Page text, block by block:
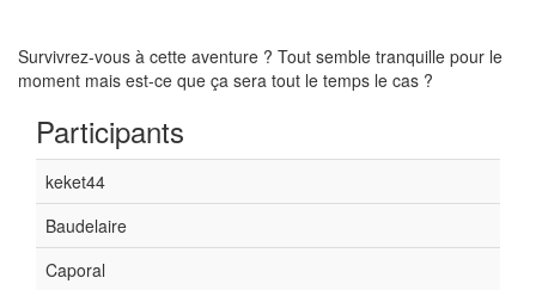
Survivrez-vous à cette aventure ? Tout semble tranquille pour le
moment mais est-ce que ça sera tout le temps le cas ?
Participants
keket44
Baudelaire
Caporal